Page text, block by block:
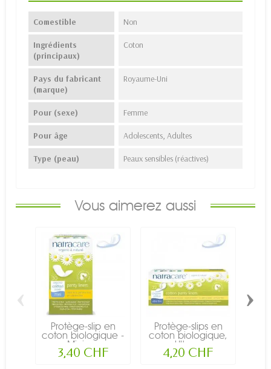
Comestible Non
Ingrédients
(principaux)
Coton
Pays du fabricant
(marque)
Royaume-Uni
Pour (sexe) Femme
Pour âge Adolescents, Adultes
Type (peau) Peaux sensibles (réactives)
Vous aimerez aussi
Protège-slip en
coton biologique -
Mini -...
3,40 CHF
Protège-slips en
coton biologique,
Ultra...
4,20 CHF
‹ ›